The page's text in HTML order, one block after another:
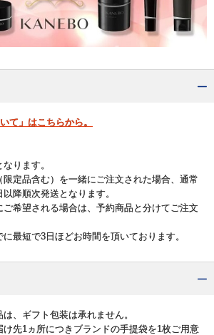
て」はこちらから。
ります。
限定品含む）を一緒にご注文された場合、通常
降順次発送となります。
希望される場合は、予約商品と分けてご注文
最短で3日ほどお時間を頂いております。
、ギフト包装は承れません。
け先1ヵ所につきブランドの手提袋を1枚ご用意